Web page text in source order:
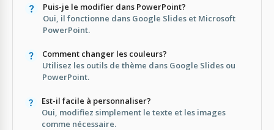
Puis-je le modifier dans PowerPoint?
Oui, il fonctionne dans Google Slides et Microsoft
PowerPoint.
Comment changer les couleurs?
Utilisez les outils de thème dans Google Slides ou
PowerPoint.
Est-il facile à personnaliser?
Oui, modifiez simplement le texte et les images
comme nécessaire.